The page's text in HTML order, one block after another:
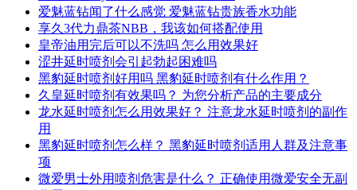
爱魅蓝钻闻了什么感觉 爱魅蓝钻贵族香水功能
享久3代力鼎茶NBB，我该如何搭配使用
皇帝油用完后可以不洗吗 怎么用效果好
涩井延时喷剂会引起勃起困难吗
黑豹延时喷剂好用吗 黑豹延时喷剂有什么作用？
久皇延时喷剂有效果吗？ 为您分析产品的主要成分
龙水延时喷剂怎么用效果好？ 注意龙水延时喷剂的副作
用
黑豹延时喷剂怎么样？ 黑豹延时喷剂适用人群及注意事
项
微爱男士外用喷剂危害是什么？ 正确使用微爱安全无副